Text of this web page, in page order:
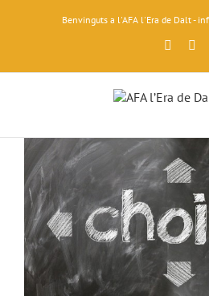
Benvinguts a l'AFA l'Era de Dalt -